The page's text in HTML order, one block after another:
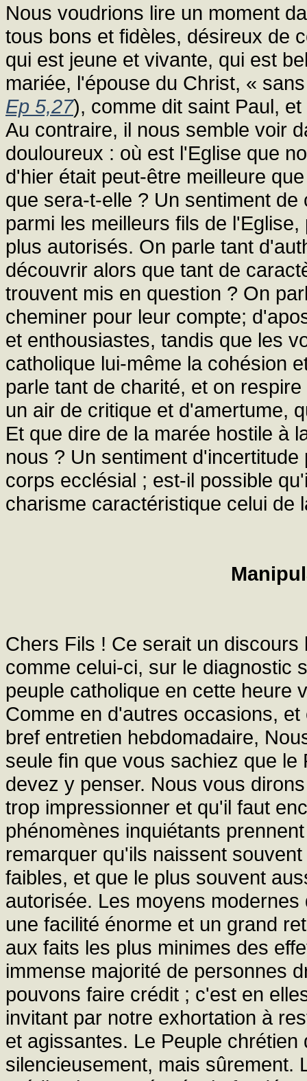
Nous voudrions lire un moment
tous bons et fidèles, désireux de
qui est jeune et vivante, qui est
mariée, l'épouse du Christ, «
Ep 5,27), comme dit saint Paul,
Au contraire, il nous semble voir
douloureux : où est l'Eglise que
d'hier était peut-être meilleure
que sera-t-elle ? Un sentiment
parmi les meilleurs fils de
plus autorisés. On parle tant
découvrir alors que tant de
trouvent mis en question ? On
cheminer pour leur compte;
et enthousiastes, tandis que les
catholique lui-même la cohésion
parle tant de charité, et on
un air de critique et d'amertume,
Et que dire de la marée hostile à
nous ? Un sentiment
corps ecclésial ; est-il possible
charisme caractéristique celui de
Chers Fils ! Ce serait un
comme celui-ci, sur le diagnostic
peuple catholique en cette heure
Comme en d'autres occasions,
bref entretien hebdomadaire,
seule fin que vous sachiez que
devez y penser. Nous vous
trop impressionner et qu'il faut
phénomènes inquiétants
remarquer qu'ils naissent
faibles, et que le plus souvent
autorisée. Les moyens
une facilité énorme et un grand
aux faits les plus minimes des
immense majorité de personnes
pouvons faire crédit ; c'est en
invitant par notre exhortation à
et agissantes. Le Peuple
silencieusement, mais